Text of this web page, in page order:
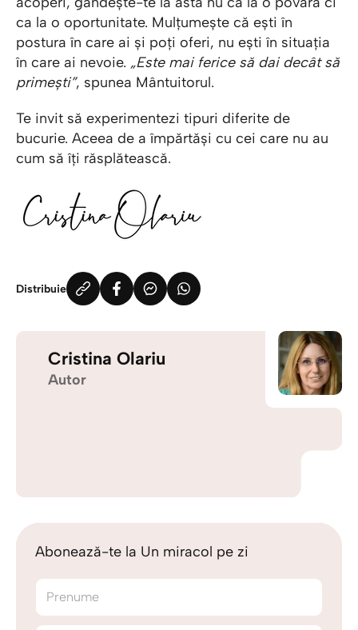
ca la o oportunitate. Mulțumește că ești în
postura în care ai și poți oferi, nu ești în situația
în care ai nevoie. „Este mai ferice să dai decât să
primești”, spunea Mântuitorul.
Te invit să experimentezi tipuri diferite de
bucurie. Aceea de a împărtăși cu cei care nu au
cum să îți răsplătească.
Distribuie
Cristina Olariu
Autor
Abonează-te la Un miracol pe zi
Prenume